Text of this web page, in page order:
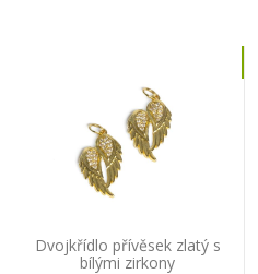
Dvojkřídlo přívěsek zlatý s
bílými zirkony